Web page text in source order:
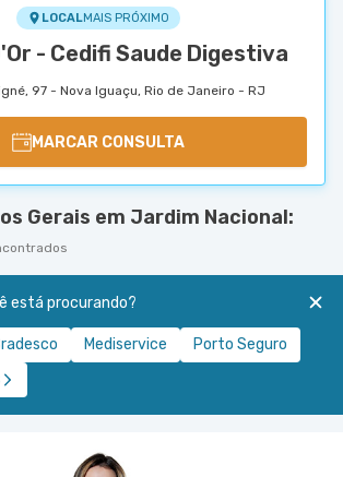
LOCALMAIS PRÓXIMO
- Cedifi Saude Digestiva
97 - Nova Iguaçu, Rio de Janeiro - RJ
MARCAR CONSULTA
Gerais em Jardim Nacional:
está procurando?
Mediservice
Porto Seguro